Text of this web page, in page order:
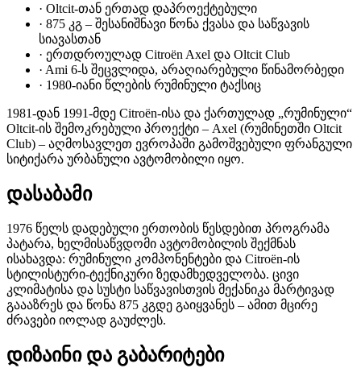
· Oltcit-თან ერთად დაპროექტებული
· 875 კგ – შესანიშნავი წონა ქვასა და საწვავის
სიავასთან
· ერთდროულად Citroën Axel და Oltcit Club
· Ami 6-ს შეცვლიდა, არაღიარებული წინამორბედი
· 1980-იანი წლების რუმინული ტაქსიც
1981-დან 1991-მდე Citroën-ისა და ქართულად „რუმინული“
Oltcit-ის შემოკრებული პროექტი – Axel (რუმინეთში Oltcit
Club) – აღმოსავლეთ ევროპაში გამოშვებული ფრანგული
სიტიქარა ურბანული ავტომობილი იყო.
დასაბამი
1976 წელს დადებული ერთობის წესდებით პროგრამა
პატარა, ხელმისაწვდომი ავტომობილის შექმნას
ისახავდა: რუმინული კომპონენტები და Citroën-ის
სტილისტური-ტექნიკური ზედამხედველობა. ცივი
კლიმატისა და სუსტი საწვავისთვის მექანიკა მარტივად
გაააზრეს და წონა 875 კგდე გაიყვანეს – ამით მცირე
ძრავები იოლად გაუძლეს.
დიზაინი და გაბარიტები